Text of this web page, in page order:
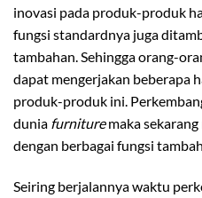
inovasi pada produk-produk
fungsi standardnya juga
tambahan. Sehingga orang-
dapat mengerjakan beberapa
produk-produk ini.
dunia furnituremaka
dengan berbagai fungsi
Seiring berjalannya waktu